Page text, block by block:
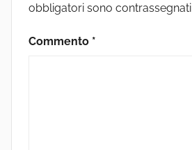
obbligatori sono contrassegnati
Commento *